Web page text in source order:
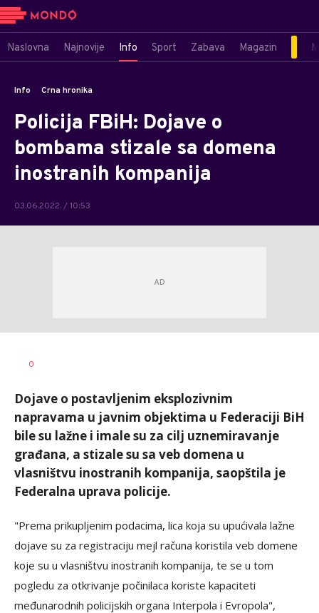
Naslovna Najnovije Info Sport Zabava Magazin
Info Crna hronika
Policija FBiH: Dojave o
bombama stizale sa domena
inostranih kompanija
03.06.2022. / 10:53
AUTOR
0
Dojave o postavljenim eksplozivnim
napravama u javnim objektima u Federaciji BiH
bile su lažne i imale su za cilj uznemiravanje
građana, a stizale su sa veb domena u
vlasništvu inostranih kompanija, saopštila je
Federalna uprava policije.
"Prema prikupljenim podacima, lica koja su upućivala lažne
dojave su za registraciju mejl računa koristila veb domene
koje su u vlasništvu inostranih kompanija, te se u tom
pogledu za otkrivanje počinilaca koriste kapaciteti
međunarodnih policijskih organa Interpola i Evropola",